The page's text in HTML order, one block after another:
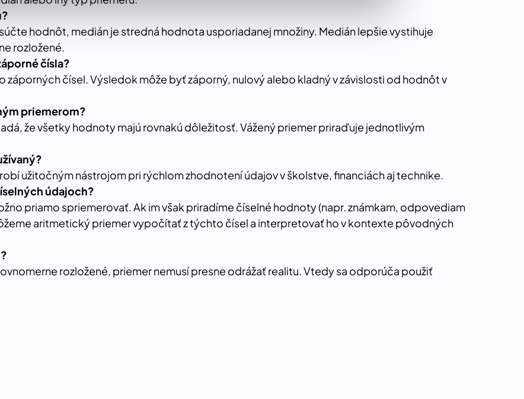
hodnôt, medián je stredná hodnota usporiadanej množiny. Medián lepšie vystihuje
rozložené.
čísla?
čísel. Výsledok môže byť záporný, nulový alebo kladný v závislosti od hodnôt v
priemerom?
že všetky hodnoty majú rovnakú dôležitosť. Vážený priemer priraďuje jednotlivým
užitočným nástrojom pri rýchlom zhodnotení údajov v školstve, financiách aj technike.
údajoch?
priamo spriemerovať. Ak im však priradíme číselné hodnoty (napr. známkam, odpovediam
aritmetický priemer vypočítať z týchto čísel a interpretovať ho v kontexte pôvodných
rozložené, priemer nemusí presne odrážať realitu. Vtedy sa odporúča použiť